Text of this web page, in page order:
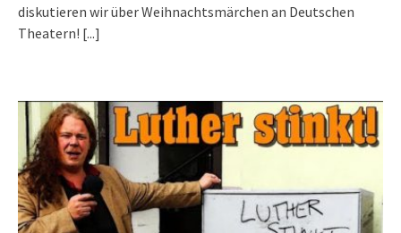
diskutieren wir über Weihnachtsmärchen an Deutschen
Theatern! [...]